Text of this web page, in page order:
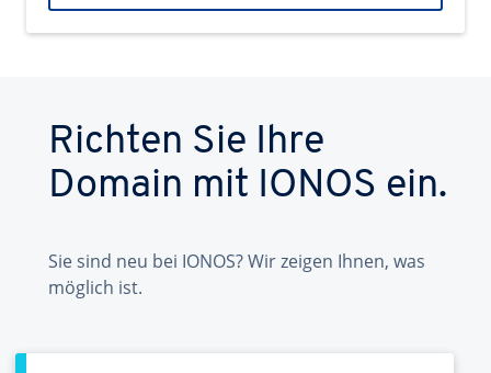
Richten Sie Ihre
Domain mit IONOS ein.
Sie sind neu bei IONOS? Wir zeigen Ihnen, was
möglich ist.